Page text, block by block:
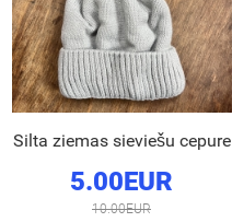
Silta ziemas sieviešu cepure
5.00EUR
10.00EUR